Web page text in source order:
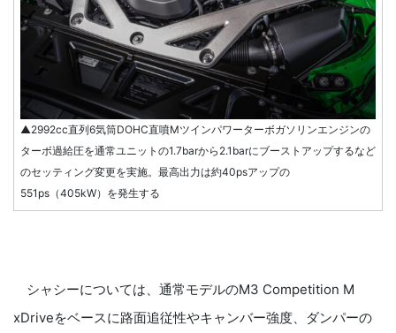
▲2992cc直列6気筒DOHC直噴Mツインパワーターボガソリンエンジンの
ターボ過給圧を通常ユニットの1.7barから2.1barにブーストアップするなど
のセッティング変更を実施。最高出力は約40psアップの
551ps（405kW）を発生する
シャシーについては、通常モデルのM3 Competition M
xDriveをベースに路面追従性やキャンバー強度、ダンパーの